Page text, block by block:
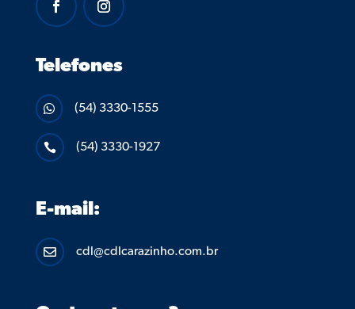
Telefones
 (54) 3330-1555
 (54) 3330-1927
E-mail:
 cdl@cdlcarazinho.com.br